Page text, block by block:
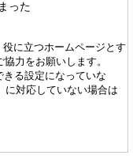
まった
に立つホームページとす
力をお願いします。
る設定になっていな
に対応していない場合は